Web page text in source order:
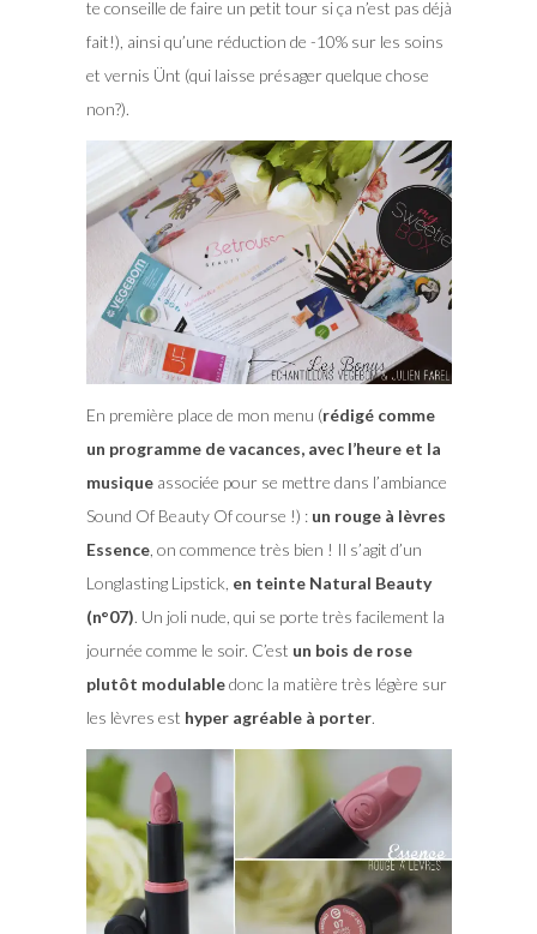
te conseille de faire un petit tour si ça n’est pas déjà
fait!), ainsi qu’une réduction de -10% sur les soins
et vernis Ünt (qui laisse présager quelque chose
non?).
En première place de mon menu (rédigé comme
un programme de vacances, avec l’heure et la
musiqueassociée pour se mettre dans l’ambiance
Sound Of Beauty Of course !) : un rouge à lèvres
Essence, on commence très bien ! Il s’agit d’un
Longlasting Lipstick, en teinte Natural Beauty
(n°07). Un joli nude, qui se porte très facilement la
journée comme le soir. C’est un bois de rose
plutôt modulabledonc la matière très légère sur
les lèvres est hyper agréable à porter.